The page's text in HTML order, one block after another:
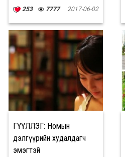
253 7777 2017-06-02
ӨГҮҮЛЛЭГ: Номын
дэлгүүрийн худалдагч
эмэгтэй